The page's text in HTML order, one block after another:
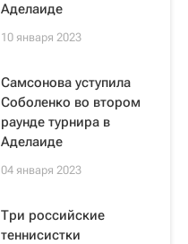
Аделаиде
10 января 2023
Самсонова уступила
Соболенко во втором
раунде турнира в
Аделаиде
04 января 2023
Три российские
теннисистки